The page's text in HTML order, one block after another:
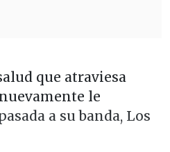
que atraviesa
nuevamente le
a su banda, Los